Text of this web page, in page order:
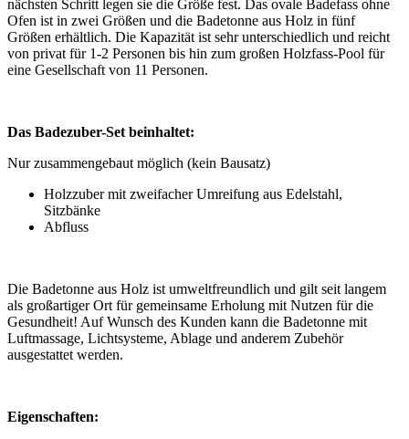
nächsten Schritt legen sie die Größe fest. Das ovale Badefass ohne
Ofen ist in zwei Größen und die Badetonne aus Holz in fünf
Größen erhältlich. Die Kapazität ist sehr unterschiedlich und reicht
von privat für 1-2 Personen bis hin zum großen Holzfass-Pool für
eine Gesellschaft von 11 Personen.
Das Badezuber-Set beinhaltet:
Nur zusammengebaut möglich (kein Bausatz)
Holzzuber mit zweifacher Umreifung aus Edelstahl,
Sitzbänke
Abfluss
Die Badetonne aus Holz ist umweltfreundlich und gilt seit langem
als großartiger Ort für gemeinsame Erholung mit Nutzen für die
Gesundheit! Auf Wunsch des Kunden kann die Badetonne mit
Luftmassage, Lichtsysteme, Ablage und anderem Zubehör
ausgestattet werden.
Eigenschaften: